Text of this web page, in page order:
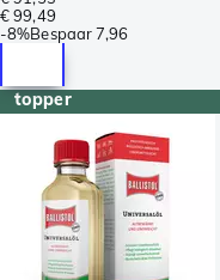
€ 99,49
-8%Bespaar7,96
topper